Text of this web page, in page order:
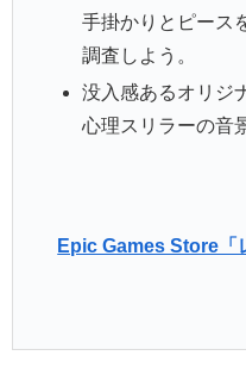
手掛かりとピース
調査しよう。
没入感あるオリジ
心理スリラーの音
Epic Games Store「